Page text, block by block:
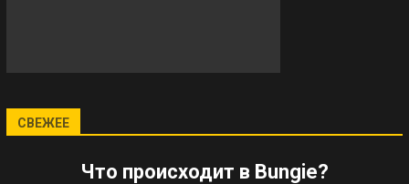
СВЕЖЕЕ
Что происходит в Bungie?